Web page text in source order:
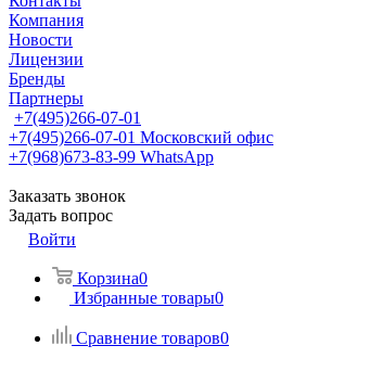
Компания
Новости
Лицензии
Бренды
Партнеры
+7(495)266-07-01
+7(495)266-07-01 Московский офис
+7(968)673-83-99 WhatsApp
Заказать звонок
Задать вопрос
Войти
Корзина0
Избранные товары0
Сравнение товаров0